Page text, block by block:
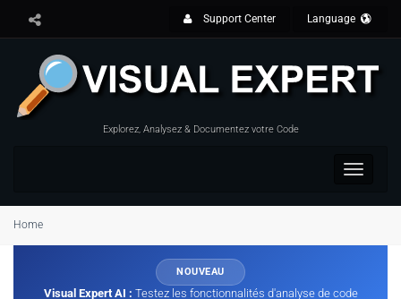
Support Center Language
Explorez, Analysez & Documentez votre Code
Toggle
Home
NOUVEAU
Visual Expert AI : Testez les fonctionnalités d'analyse de code